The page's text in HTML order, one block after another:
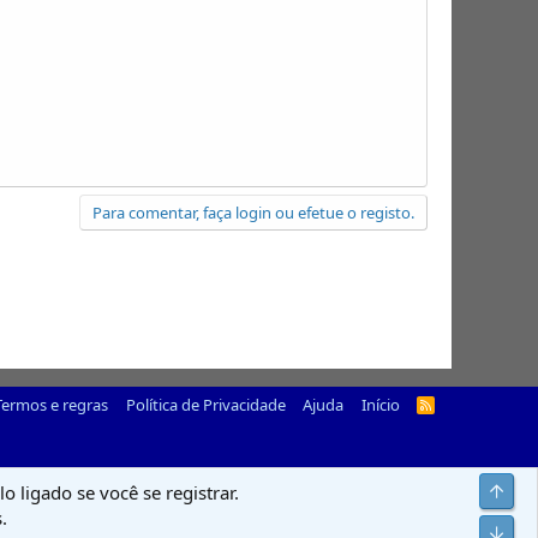
Para comentar, faça login ou efetue o registo.
e regras Política de Privacidade Ajuda Início
R
ligado se você se registrar.
Top